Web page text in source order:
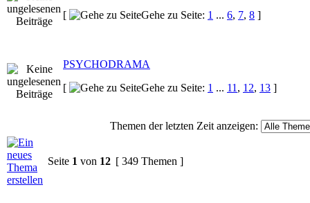
[
Gehe zu Seite: 1 ... 6, 7, 8 ]
PSYCHODRAMA
[
Gehe zu Seite: 1 ... 11 , 12, 13 ]
Themen der letzten Zeit anzeigen:
Seite 1 von 12 [ 349 Themen ]